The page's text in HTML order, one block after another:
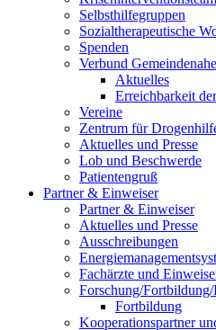
Selbsthilfegruppen
Sozialtherapeutische
Spenden
Verbund
Aktuelles
Erreichbarkeit
Vereine
Zentrum für
Aktuelles und Presse
Lob und Beschwerde
Patientengruß
Partner & Einweiser
Partner & Einweiser
Aktuelles und Presse
Ausschreibungen
Fachärzte und
Forschung/
Fortbildung
Kooperationspartner